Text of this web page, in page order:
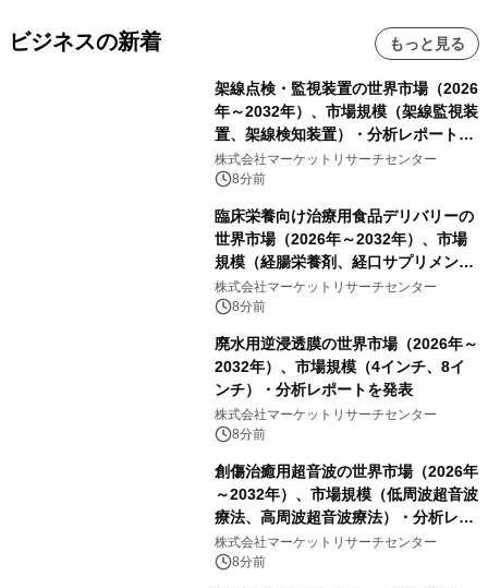
ビジネスの新着 もっと見る
架線点検・監視装置の世界市場（2026
年～2032年）、市場規模（架線監視装
置、架線検知装置）・分析レポートを
発表
株式会社マーケットリサーチセンター
8分前
臨床栄養向け治療用食品デリバリーの
世界市場（2026年～2032年）、市場
規模（経腸栄養剤、経口サプリメン
ト）・分析レポートを発表
株式会社マーケットリサーチセンター
8分前
廃水用逆浸透膜の世界市場（2026年～
2032年）、市場規模（4インチ、8イ
ンチ）・分析レポートを発表
株式会社マーケットリサーチセンター
8分前
創傷治癒用超音波の世界市場（2026年
～2032年）、市場規模（低周波超音波
療法、高周波超音波療法）・分析レポ
ートを発表
株式会社マーケットリサーチセンター
8分前